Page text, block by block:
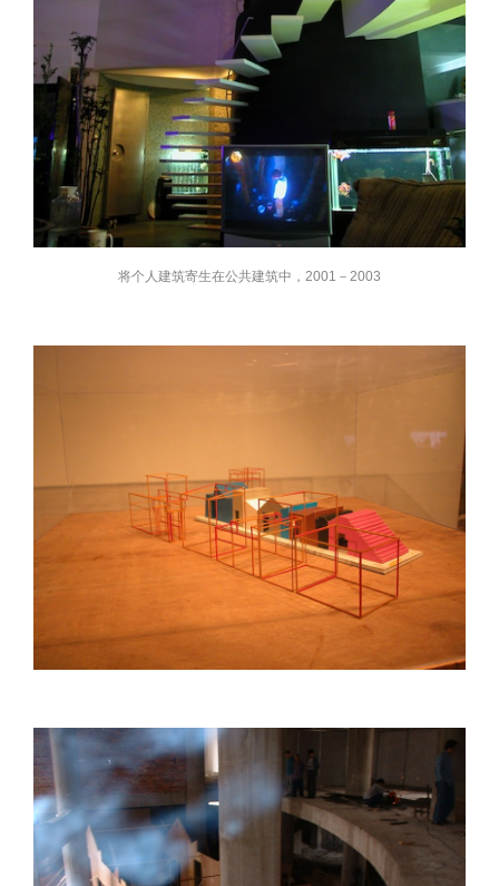
将个人建筑寄生在公共建筑中，2001－2003